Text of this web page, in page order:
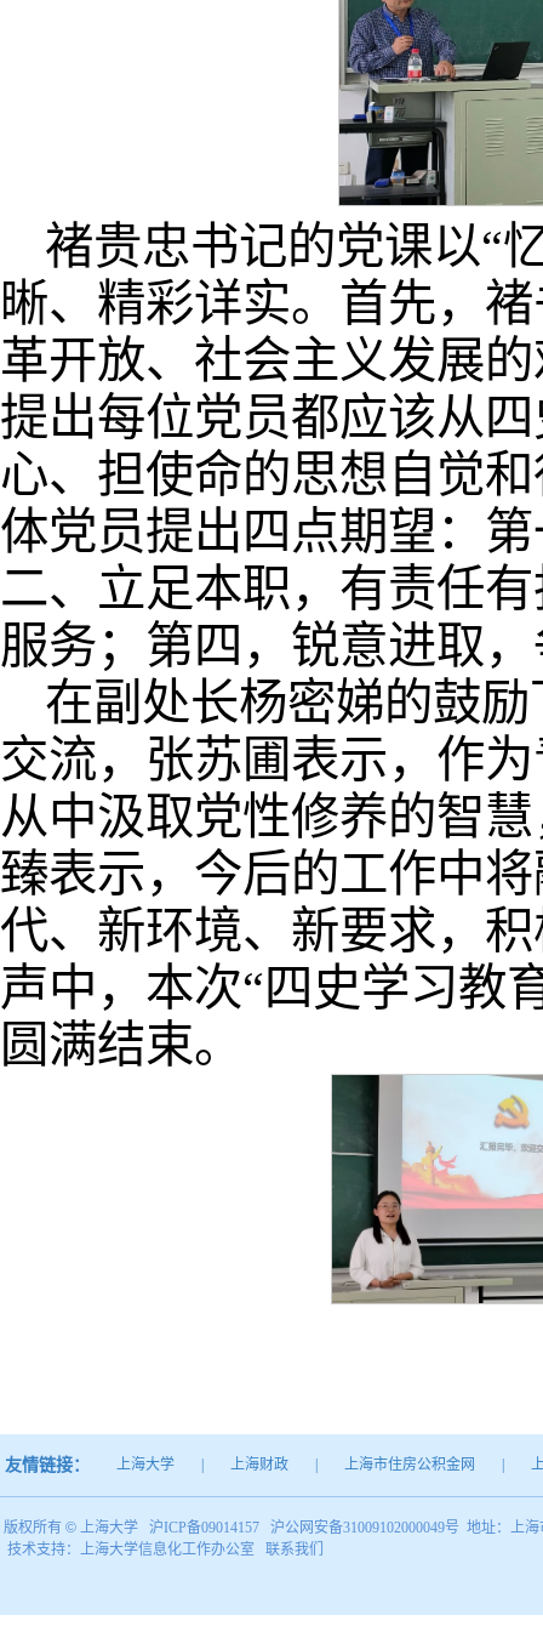
褚贵忠书记的党课以“
晰、精彩详实。首先，
革开放、社会主义发展
提出每位党员都应该从
心、担使命的思想自觉
体党员提出四点期望：
二、立足本职，有责任
服务；第四，锐意进取
在副处长杨密娣的鼓
交流，张苏圃表示，作
从中汲取党性修养的智
臻表示，今后的工作中
代、新环境、新要求，
声中，本次“四史学习
圆满结束。
友情链接： 上海大学 上海财政 上海市住房公积金网
版权所有 © 上海大学 沪ICP备09014157 沪公网安备31009102000049号 地址：上
技术支持： 上海大学信息化工作办公室 联系我们